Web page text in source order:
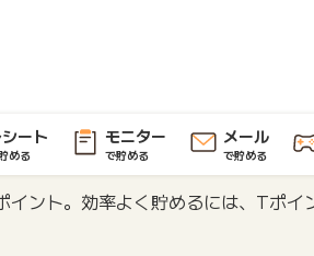
ート
める
モニター
で貯める
メール
で貯める
ント。効率よく貯めるには、Tポ